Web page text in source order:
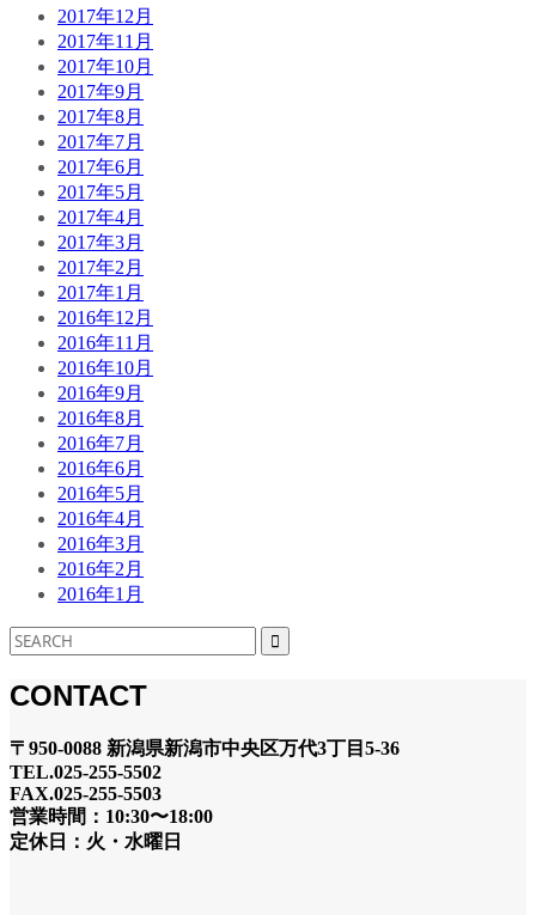
2017年12月
2017年11月
2017年10月
2017年9月
2017年8月
2017年7月
2017年6月
2017年5月
2017年4月
2017年3月
2017年2月
2017年1月
2016年12月
2016年11月
2016年10月
2016年9月
2016年8月
2016年7月
2016年6月
2016年5月
2016年4月
2016年3月
2016年2月
2016年1月
CONTACT
〒950-0088 新潟県新潟市中央区万代3丁目5-36
TEL.025-255-5502
FAX.025-255-5503
営業時間：10:30〜18:00
定休日：火・水曜日